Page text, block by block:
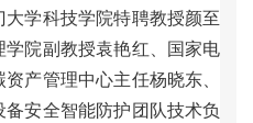
大学科技学院特聘教授颜至
学院副教授袁艳红、 国家电
资产管理中心主任杨晓东、
备安全智能防护团队技术负